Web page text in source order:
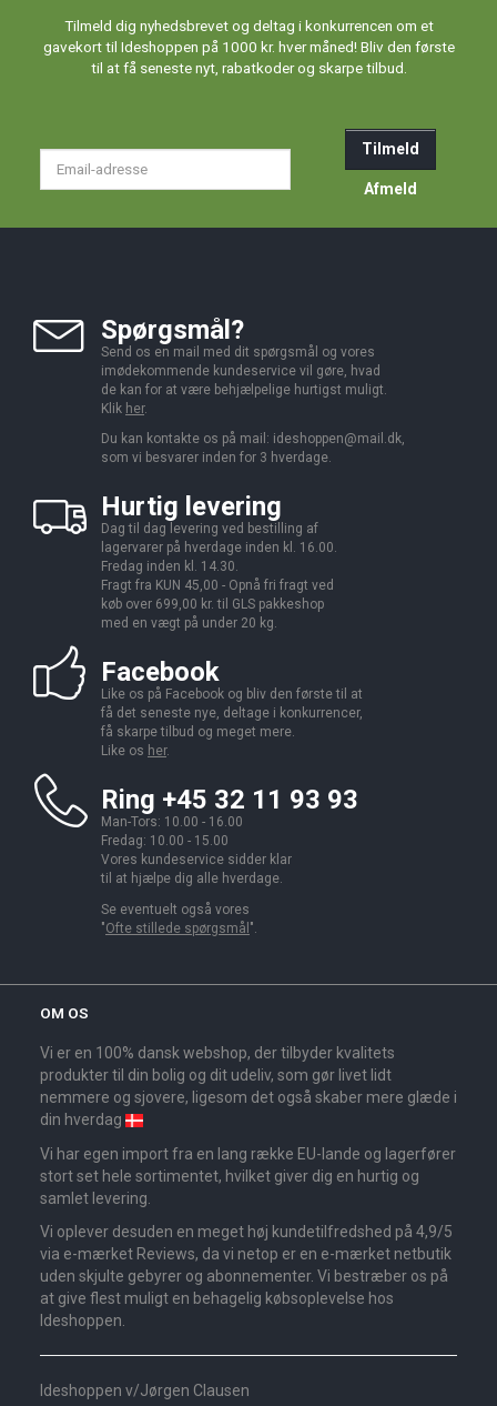
Tilmeld dig nyhedsbrevet og deltag i konkurrencen om et
gavekort til Ideshoppen på 1000 kr. hver måned! Bliv den første
til at få seneste nyt, rabatkoder og skarpe tilbud.
Tilmeld
Afmeld
Spørgsmål?
Send os en mail med dit spørgsmål og vores
imødekommende kundeservice vil gøre, hvad
de kan for at være behjælpelige hurtigst muligt.
Klik her.
Du kan kontakte os på mail: ideshoppen@mail.dk,
som vi besvarer inden for 3 hverdage.
Hurtig levering
Dag til dag levering ved bestilling af
lagervarer på hverdage inden kl. 16.00.
Fredag inden kl. 14.30.
Fragt fra KUN 45,00 - Opnå fri fragt ved
køb over 699,00 kr. til GLS pakkeshop
med en vægt på under 20 kg.
Facebook
Like os på Facebook og bliv den første til at
få det seneste nye, deltage i konkurrencer,
få skarpe tilbud og meget mere.
Like os her.
Ring +45 32 11 93 93
Man-Tors: 10.00 - 16.00
Fredag: 10.00 - 15.00
Vores kundeservice sidder klar
til at hjælpe dig alle hverdage.
Se eventuelt også vores
"Ofte stillede spørgsmål ".
OM OS
Vi er en 100% dansk webshop, der tilbyder kvalitets
produkter til din bolig og dit udeliv, som gør livet lidt
nemmere og sjovere, ligesom det også skaber mere glæde i
din hverdag
Vi har egen import fra en lang række EU-lande og lagerfører
stort set hele sortimentet, hvilket giver dig en hurtig og
samlet levering.
Vi oplever desuden en meget høj kundetilfredshed på 4,9/5
via e-mærket Reviews, da vi netop er en e-mærket netbutik
uden skjulte gebyrer og abonnementer. Vi bestræber os på
at give flest muligt en behagelig købsoplevelse hos
Ideshoppen.
Ideshoppen v/Jørgen Clausen